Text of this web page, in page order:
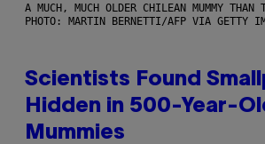
A MUCH, MUCH OLDER CHILEAN MUMMY THAN
PHOTO: MARTIN BERNETTI/AFP VIA GETTY
Scientists Found
Hidden in 500-Year-
Mummies